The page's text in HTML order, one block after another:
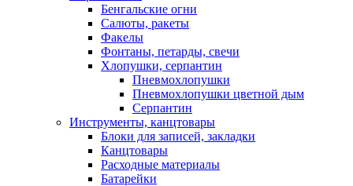
Бенгальские огни
Салюты, ракеты
Факелы
Фонтаны, петарды, свечи
Хлопушки, серпантин
Пневмохлопушки
Пневмохлопушки цветной дым
Серпантин
Инструменты, канцтовары
Блоки для записей, закладки
Канцтовары
Расходные материалы
Батарейки